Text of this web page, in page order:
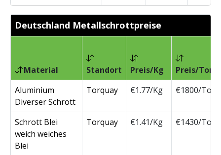
Deutschland Metallschrottpreise
Material Standort Preis/Kg
Preis/
Aluminium
Diverser Schrott
Torquay €1.77/Kg €1800/Ton
Schrott Blei
weich weiches
Blei
Torquay €1.41/Kg €1430/Ton